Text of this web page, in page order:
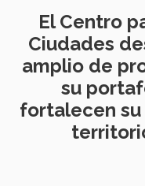
El Centro
Ciudades
amplio de
su
fortalecen